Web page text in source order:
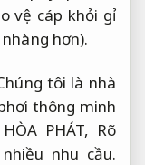
vệ cáp khỏi gỉ
hơn).
tôi là nhà
thông minh
PHÁT, Rõ
nhu cầu.